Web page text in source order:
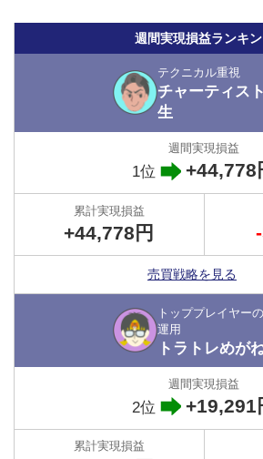
週間実現損益ランキ
テクニカル重視
チャーティス
生
トッププレイヤー
運用
トラトレめが
売買戦略を見る
1位 +44,778
2位 +19,291
+44,778円